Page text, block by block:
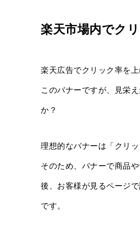
楽天市場内でク
楽天広告でクリック率を
このバナーですが、見栄
か？
理想的なバナーは「クリ
そのため、バナーで商品
後、お客様が見るページ
です。